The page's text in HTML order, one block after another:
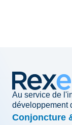
Au service de
développement
Conjoncture